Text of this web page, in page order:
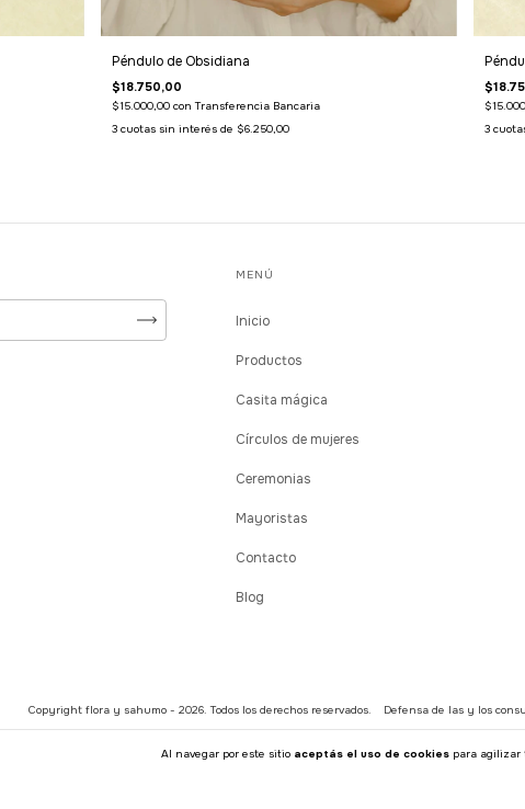
Al navegar por este sitio aceptás el uso de cookies para agilizar
Péndulo de Obsidiana
$18.750,00
$15.000,00 con Transferencia Bancaria
3 cuotas sin interés de $6.250,00
3
MENÚ
Inicio
Productos
Casita mágica
Círculos de mujeres
Ceremonias
Mayoristas
Contacto
Blog
Copyright flora y sahumo - 2026. Todos los derechos reservados. Defensa de las y los